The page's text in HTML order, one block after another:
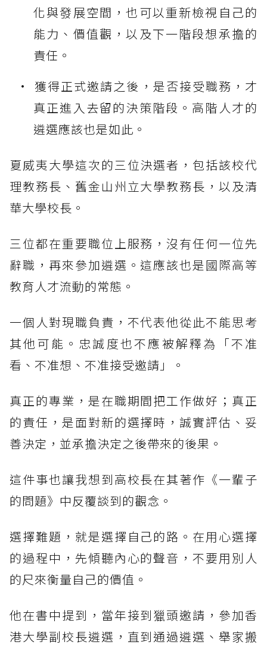
化與發展空間，也可以重新檢視自己的
能力、價值觀，以及下一階段想承擔的
責任。
獲得正式邀請之後，是否接受職務，才
真正進入去留的決策階段。高階人才的
遴選應該也是如此。
夏威夷大學這次的三位決選者，包括該校代
理教務長、舊金山州立大學教務長，以及清
華大學校長。
三位都在重要職位上服務，沒有任何一位先
辭職，再來參加遴選。這應該也是國際高等
教育人才流動的常態。
一個人對現職負責，不代表他從此不能思考
其他可能。忠誠度也不應被解釋為「不准
看、不准想、不准接受邀請」。
真正的專業，是在職期間把工作做好；真正
的責任，是面對新的選擇時，誠實評估、妥
善決定，並承擔決定之後帶來的後果。
這件事也讓我想到高校長在其著作《一輩子
的問題》中反覆談到的觀念。
選擇難題，就是選擇自己的路。在用心選擇
的過程中，先傾聽內心的聲音，不要用別人
的尺來衡量自己的價值。
他在書中提到，當年接到獵頭邀請，參加香
港大學副校長遴選，直到通過遴選、舉家搬